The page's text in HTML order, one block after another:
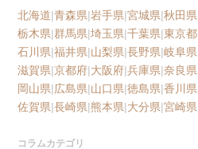
北海道|青森県|岩手県|宮城県|秋田県
栃木県|群馬県|埼玉県|千葉県|東京都
石川県|福井県|山梨県|長野県|岐阜県
滋賀県|京都府|大阪府|兵庫県|奈良県
岡山県|広島県|山口県|徳島県|香川県
佐賀県|長崎県|熊本県|大分県|宮崎県
コラムカテゴリ